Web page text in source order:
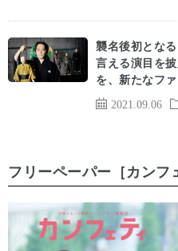
2021.09.06
襲名後初とな
言える演目を
を、新たなフ
フリーペーパー［カンフ